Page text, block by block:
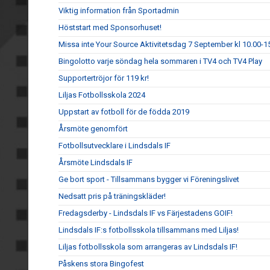
Viktig information från Sportadmin
Höststart med Sponsorhuset!
Missa inte Your Source Aktivitetsdag 7 September kl 10.00-
Bingolotto varje söndag hela sommaren i TV4 och TV4 Play
Supportertröjor för 119 kr!
Liljas Fotbollsskola 2024
Uppstart av fotboll för de födda 2019
Årsmöte genomfört
Fotbollsutvecklare i Lindsdals IF
Årsmöte Lindsdals IF
Ge bort sport - Tillsammans bygger vi Föreningslivet
Nedsatt pris på träningskläder!
Fredagsderby - Lindsdals IF vs Färjestadens GOIF!
Lindsdals IF:s fotbollsskola tillsammans med Liljas!
Liljas fotbollsskola som arrangeras av Lindsdals IF!
Påskens stora Bingofest